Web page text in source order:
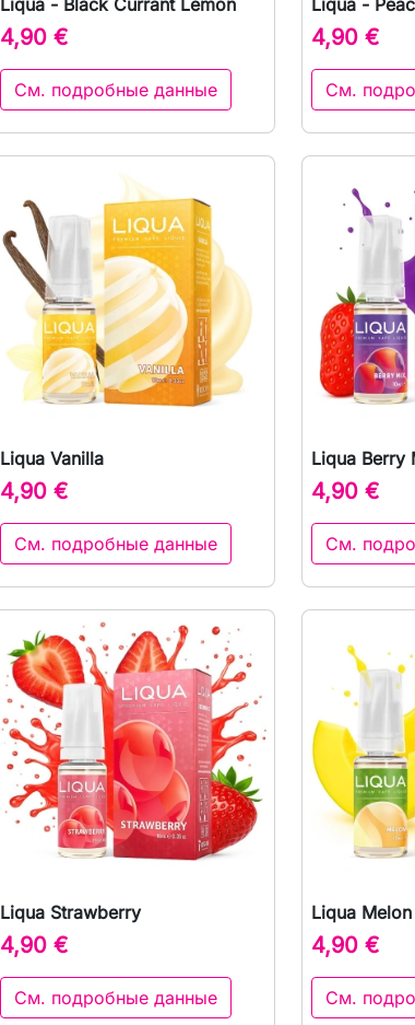
 Быстрый просмотр
4,90 €
См. подробные данные

4,90 €
См.
 Быстрый просмотр
Liqua Vanilla
4,90 €
См. подробные данные

Liqua Berry
4,90 €
См.
 Быстрый просмотр
Liqua Strawberry
4,90 €
См. подробные данные

Liqua Melon
4,90 €
См.